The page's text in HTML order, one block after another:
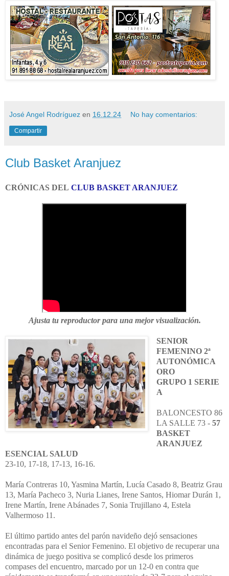
José Angel Rodríguez en 16.12.24 No hay comentarios:
Compartir
Club Basket Aranjuez
CRÓNICAS DEL CLUB BASKET ARANJUEZ
Ajusta tu reproductor para una mejor visualización.
SENIOR
FEMENINO 2ª
AUTONÓMICA
ORO
GRUPO 1 SERIE
A
BALONCESTO 86
LA SALLE 73 - 57
BASKET
ARANJUEZ
ESENCIAL SALUD
23-10, 17-18, 17-13, 16-16.
María Contreras 10, Yasmina Martín, Lucía Casado 8, Beatriz Grau
13, María Pacheco 3, Nuria Lianes, Irene Santos, Hiomar Durán 1,
Irene Martín, Irene Abánades 7, Sonia Trujillano 4, Estela
Valhermoso 11.
El último partido antes del parón navideño dejó sensaciones
encontradas para el Senior Femenino. El objetivo de recuperar una
dinámica de juego positiva se complicó desde los primeros
compases del encuentro, marcado por un 12-0 en contra que